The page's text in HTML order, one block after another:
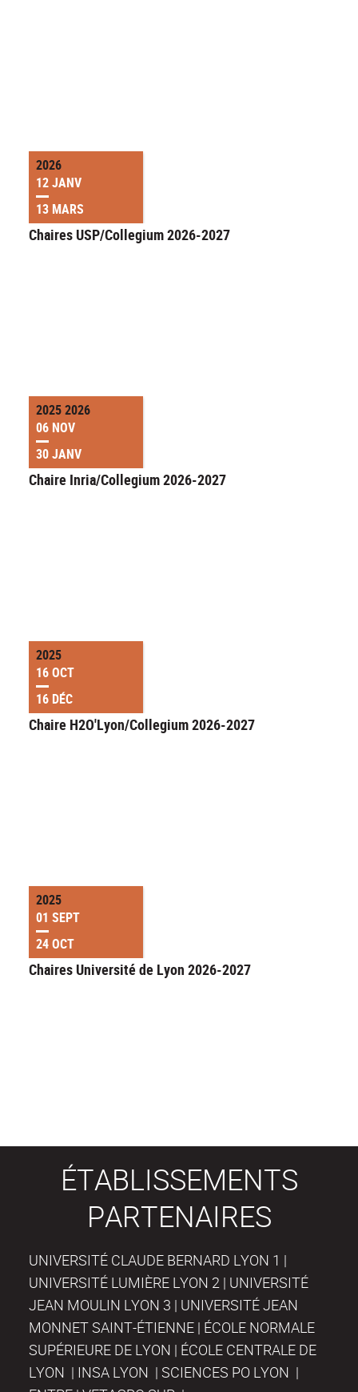
2026
12 JANV
13 MARS
Chaires USP/Collegium 2026-2027
2025 2026
06 NOV
30 JANV
Chaire Inria/Collegium 2026-2027
2025
16 OCT
16 DÉC
Chaire H2O'Lyon/Collegium 2026-2027
2025
01 SEPT
24 OCT
Chaires Université de Lyon 2026-2027
ÉTABLISSEMENTS
PARTENAIRES
UNIVERSITÉ CLAUDE BERNARD LYON 1 |
UNIVERSITÉ LUMIÈRE LYON 2 | UNIVERSITÉ
JEAN MOULIN LYON 3 | UNIVERSITÉ JEAN
MONNET SAINT-ÉTIENNE | ÉCOLE NORMALE
SUPÉRIEURE DE LYON | ÉCOLE CENTRALE DE
LYON | INSA LYON | SCIENCES PO LYON |